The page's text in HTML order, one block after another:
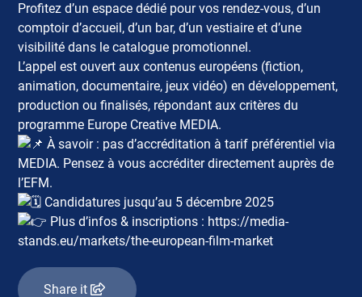
Profitez d’un espace dédié pour vos rendez-vous, d’un
comptoir d’accueil, d’un bar, d’un vestiaire et d’une
visibilité dans le catalogue promotionnel.
L’appel est ouvert aux contenus européens (fiction,
animation, documentaire, jeux vidéo) en développement,
production ou finalisés, répondant aux critères du
programme Europe Creative MEDIA.
À savoir : pas d’accréditation à tarif préférentiel via
MEDIA. Pensez à vous accréditer directement auprès de
l’EFM.
Candidatures jusqu’au 5 décembre 2025
Plus d’infos & inscriptions : https://media-
stands.eu/markets/the-european-film-market
Share it